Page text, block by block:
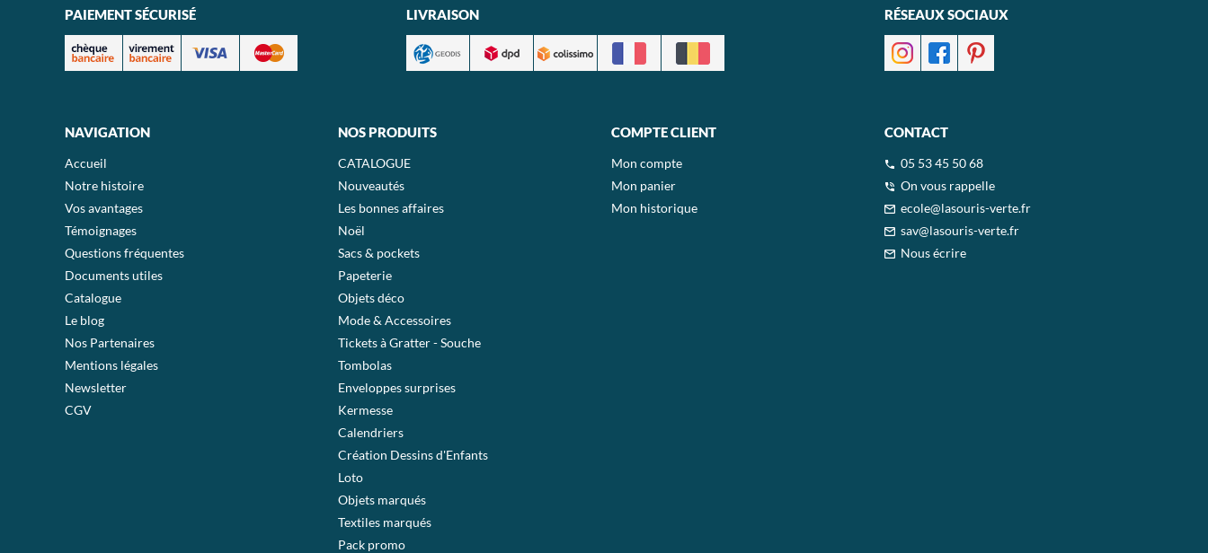
PAIEMENT SÉCURISÉ LIVRAISON RÉSEAUX SOCIAUX
NAVIGATION
Accueil
Notre histoire
Vos avantages
Témoignages
Questions fréquentes
Documents utiles
Catalogue
Le blog
Nos Partenaires
Mentions légales
Newsletter
CGV
NOS PRODUITS
CATALOGUE
Nouveautés
Les bonnes affaires
Noël
Sacs & pockets
Papeterie
Objets déco
Mode & Accessoires
Tickets à Gratter - Souche
Tombolas
Enveloppes surprises
Kermesse
Calendriers
Création Dessins d'Enfants
Loto
Objets marqués
Textiles marqués
Pack promo
COMPTE CLIENT
Mon compte
Mon panier
Mon historique
CONTACT
05 53 45 50 68
On vous rappelle
ecole@lasouris-verte.fr
sav@lasouris-verte.fr
Nous écrire